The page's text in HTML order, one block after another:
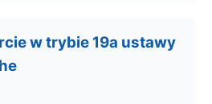
w trybie 19a ustawy